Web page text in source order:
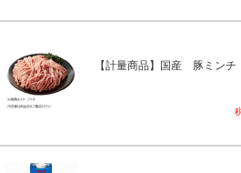
【計量商品】国産 豚ミンチ